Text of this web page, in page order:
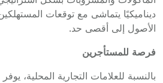
ديناميكيًا يتماشى مع توقعات
الأصول إلى أقصى حد.
فرصة للمستأجرين
بالنسبة للعلامات التجارية المحلية،